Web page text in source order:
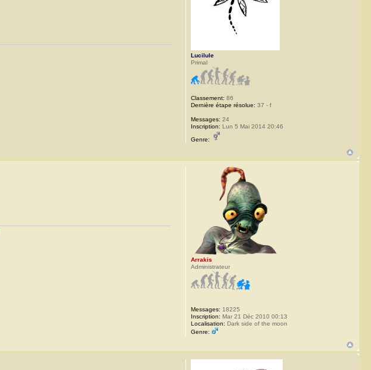
Lucilule
Primal
Classement: 86
Dernière étape résolue: 37 - f
Messages: 24
Inscription: Lun 5 Mai 2014 20:46
Genre:
Arrakis
Administrateur
Messages: 18225
Inscription: Mar 21 Déc 2010 00:13
Localisation: Dark side of the moon
Genre: